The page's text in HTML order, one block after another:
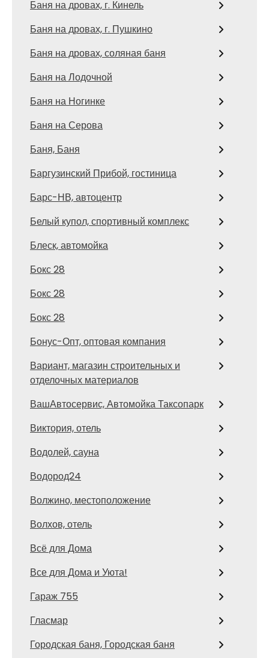
Баня на дровах, г. Кинель
Баня на дровах, г. Пушкино
Баня на дровах, соляная баня
Баня на Лодочной
Баня на Ногинке
Баня на Серова
Баня, Баня
Баргузинский Прибой, гостиница
Барс-НВ, автоцентр
Белый купол, спортивный комплекс
Блеск, автомойка
Бокс 28
Бокс 28
Бокс 28
Бонус-Опт, оптовая компания
Вариант, магазин строительных и
отделочных материалов
ВашАвтосервис, Автомойка Таксопарк
Виктория, отель
Водолей, сауна
Водород24
Волжино, местоположение
Волхов, отель
Всё для Дома
Все для Дома и Уюта!
Гараж 755
Гласмар
Городская баня, Городская баня